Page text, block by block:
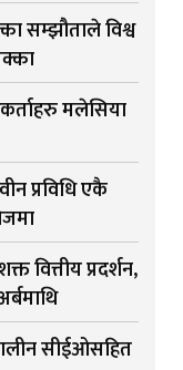
सम्झौताले विश्व
मलेसिया
प्रविधि एकै
प्रदर्शन,
सीईओसहित